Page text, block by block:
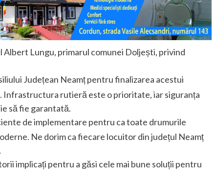
Lungu, primarul comunei Doljești, privind
Județean Neamț pentru finalizarea acestui
rutieră este o prioritate, iar siguranța
să fie garantată.
de implementare pentru ca toate drumurile
Ne dorim ca fiecare locuitor din județul Neamț
implicați pentru a găsi cele mai bune soluții pentru